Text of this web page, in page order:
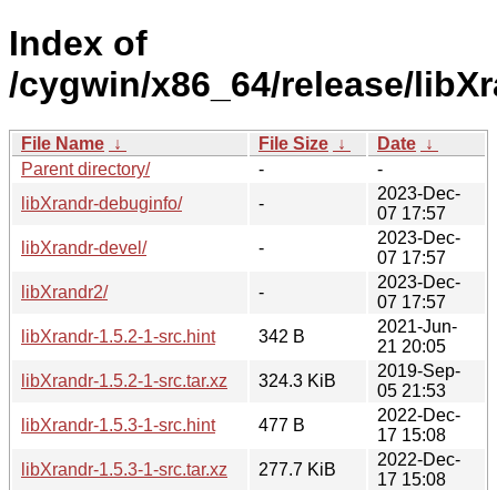
Index of
/cygwin/x86_64/release/
File Name ↓ File Size ↓ Date ↓
Parent directory/
-
-
libXrandr-debuginfo/
-
2023-Dec-
07 17:57
libXrandr-devel/
-
2023-Dec-
07 17:57
libXrandr2/
-
2023-Dec-
07 17:57
libXrandr-1.5.2-1-src.hint
342 B
2021-Jun-
21 20:05
libXrandr-1.5.2-1-src.tar.xz
324.3 KiB
2019-Sep-
05 21:53
libXrandr-1.5.3-1-src.hint
477 B
2022-Dec-
17 15:08
libXrandr-1.5.3-1-src.tar.xz
277.7 KiB
2022-Dec-
17 15:08